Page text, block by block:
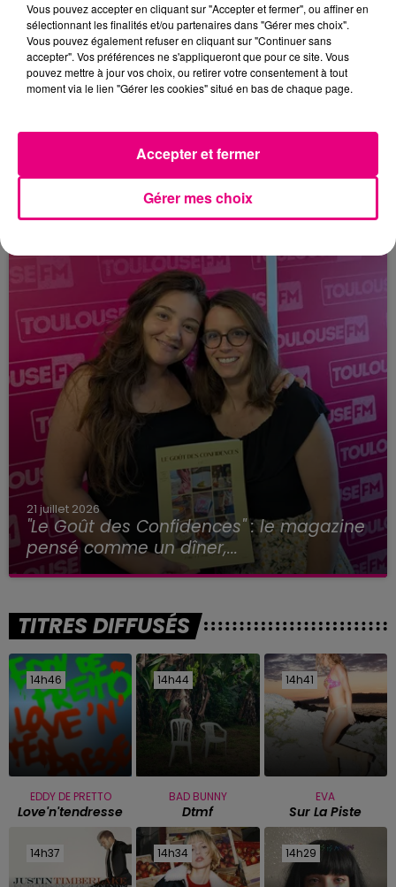
Affaire Jubillar : le procès en appel
reporté au premier semestre 2027
21 juillet 2026
"Le Goût des Confidences" : le magazine
pensé comme un dîner,...
TITRES DIFFUSÉS
14h46
14h46
EDDY DE PRETTO
Love'n'tendresse
14h44
14h44
BAD BUNNY
Dtmf
14h41
14h41
EVA
Sur La Piste
14h37
14h37 14h34
14h34 14h29
14h29
Vous pouvez accepter en cliquant sur "Accepter et fermer", ou affiner en
sélectionnant les finalités et/ou partenaires dans "Gérer mes choix".
Vous pouvez également refuser en cliquant sur "Continuer sans
accepter". Vos préférences ne s'appliqueront que pour ce site. Vous
pouvez mettre à jour vos choix, ou retirer votre consentement à tout
moment via le lien "Gérer les cookies" situé en bas de chaque page.
Gérer mes choix
Accepter et fermer